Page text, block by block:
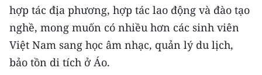
hợp tác địa phương, hợp tác lao động và đào tạo
nghề, mong muốn có nhiều hơn các sinh viên
Việt Nam sang học âm nhạc, quản lý du lịch,
bảo tồn di tích ở Áo.